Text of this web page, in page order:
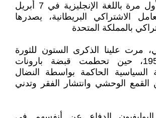
تم نشر المقال لأول مرة باللغة الإنجليزية في 7 أبريل
العامل الاشتراكي البريطانية، يصدرها
بالمملكة المتحدة
مرت علينا الذكرى الستون للثورة
البوليفية في 1952، حين تحطمت قبضة بارونات
السياسية الحاكمة بواسطة النضال
القمع الوحشي وانتشار الفقر وتدني